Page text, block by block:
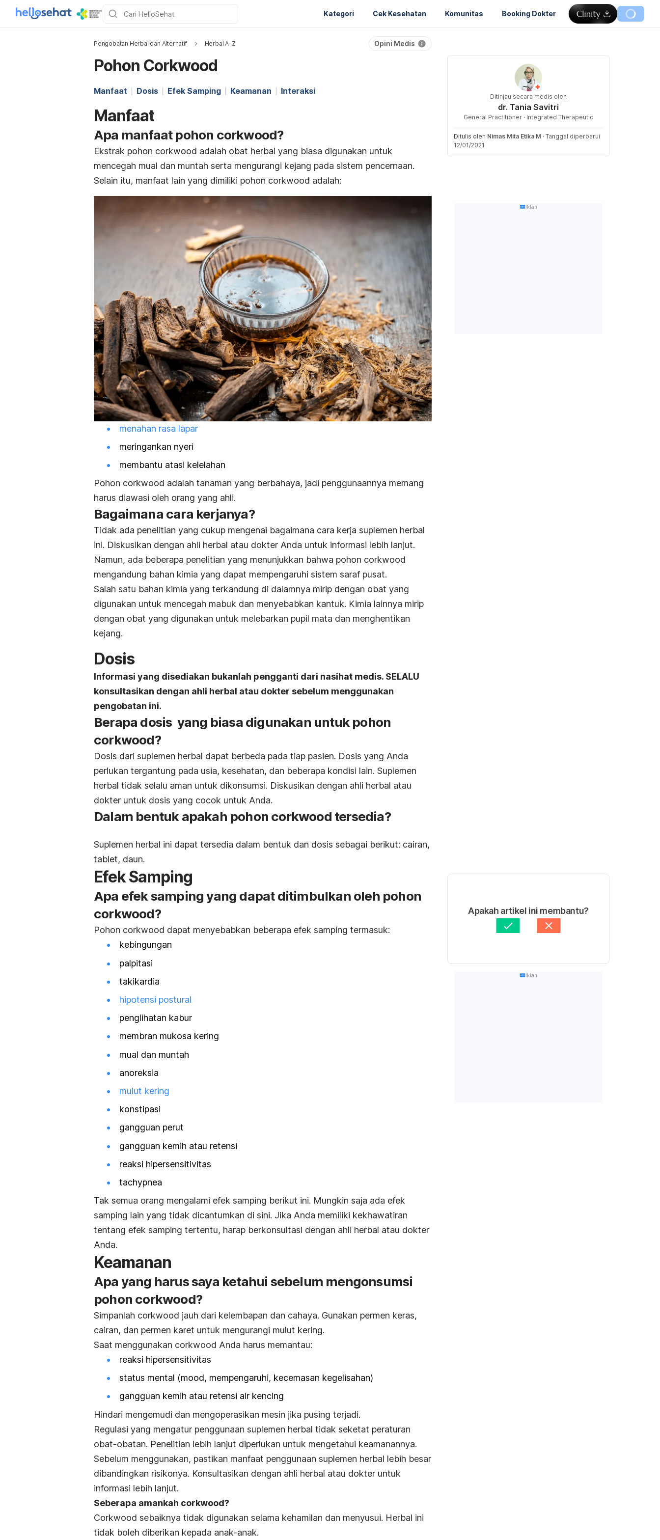
Kategori Cek Kesehatan Komunitas Booking Dokter
Pengobatan Herbal dan Alternatif Herbal A-Z Opini Medis
Pohon Corkwood
Manfaat Dosis Efek Samping Keamanan Interaksi
Manfaat
Apa manfaat pohon corkwood?
Ekstrak pohon corkwood adalah obat herbal yang biasa digunakan untuk
mencegah mual dan muntah serta mengurangi kejang pada sistem pencernaan.
Selain itu, manfaat lain yang dimiliki pohon corkwood adalah:
menahan rasa lapar
meringankan nyeri
membantu atasi kelelahan
Pohon corkwood adalah tanaman yang berbahaya, jadi penggunaannya memang
harus diawasi oleh orang yang ahli.
Bagaimana cara kerjanya?
Tidak ada penelitian yang cukup mengenai bagaimana cara kerja suplemen herbal
ini. Diskusikan dengan ahli herbal atau dokter Anda untuk informasi lebih lanjut.
Namun, ada beberapa penelitian yang menunjukkan bahwa pohon corkwood
mengandung bahan kimia yang dapat mempengaruhi sistem saraf pusat.
Salah satu bahan kimia yang terkandung di dalamnya mirip dengan obat yang
digunakan untuk mencegah mabuk dan menyebabkan kantuk. Kimia lainnya mirip
dengan obat yang digunakan untuk melebarkan pupil mata dan menghentikan
kejang.
Dosis
Informasi yang disediakan bukanlah pengganti dari nasihat medis. SELALU
konsultasikan dengan ahli herbal atau dokter sebelum menggunakan
pengobatan ini.
Berapa dosis yang biasa digunakan untuk pohon
corkwood?
Dosis dari suplemen herbal dapat berbeda pada tiap pasien. Dosis yang Anda
perlukan tergantung pada usia, kesehatan, dan beberapa kondisi lain. Suplemen
herbal tidak selalu aman untuk dikonsumsi. Diskusikan dengan ahli herbal atau
dokter untuk dosis yang cocok untuk Anda.
Dalam bentuk apakah pohon corkwood tersedia?
Suplemen herbal ini dapat tersedia dalam bentuk dan dosis sebagai berikut: cairan,
tablet, daun.
Efek Samping
Apa efek samping yang dapat ditimbulkan oleh pohon
corkwood?
Pohon corkwood dapat menyebabkan beberapa efek samping termasuk:
kebingungan
palpitasi
takikardia
hipotensi postural
penglihatan kabur
membran mukosa kering
mual dan muntah
anoreksia
mulut kering
konstipasi
gangguan perut
gangguan kemih atau retensi
reaksi hipersensitivitas
tachypnea
Tak semua orang mengalami efek samping berikut ini. Mungkin saja ada efek
samping lain yang tidak dicantumkan di sini. Jika Anda memiliki kekhawatiran
tentang efek samping tertentu, harap berkonsultasi dengan ahli herbal atau dokter
Anda.
Keamanan
Apa yang harus saya ketahui sebelum mengonsumsi
pohon corkwood?
Simpanlah corkwood jauh dari kelembapan dan cahaya. Gunakan permen keras,
cairan, dan permen karet untuk mengurangi mulut kering.
Saat menggunakan corkwood Anda harus memantau:
reaksi hipersensitivitas
status mental (mood, mempengaruhi, kecemasan kegelisahan)
gangguan kemih atau retensi air kencing
Hindari mengemudi dan mengoperasikan mesin jika pusing terjadi.
Regulasi yang mengatur penggunaan suplemen herbal tidak seketat peraturan
obat-obatan. Penelitian lebih lanjut diperlukan untuk mengetahui keamanannya.
Sebelum menggunakan, pastikan manfaat penggunaan suplemen herbal lebih besar
dibandingkan risikonya. Konsultasikan dengan ahli herbal atau dokter untuk
informasi lebih lanjut.
Seberapa amankah corkwood?
Corkwood sebaiknya tidak digunakan selama kehamilan dan menyusui. Herbal ini
tidak boleh diberikan kepada anak-anak.
Ditinjau secara medis oleh
dr. Tania Savitri
General Practitioner · Integrated Therapeutic
Ditulis oleh Nimas Mita Etika M · Tanggal diperbarui
12/01/2021
Iklan
Apakah artikel ini membantu?
Iklan